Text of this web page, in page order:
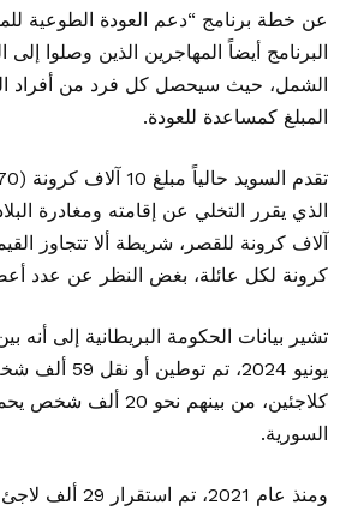
عن خطة برنامج “دعم العودة الطوعية
البرنامج أيضاً المهاجرين الذين وصلوا
الشمل، حيث سيحصل كل فرد من أفراد
المبلغ كمساعدة للعودة.
كرونة لكل عائلة، بغض النظر عن عدد
يونيو 2024، تم
كلاجئين، من بينهم نحو
السورية.
ومنذ عام 2021، تم